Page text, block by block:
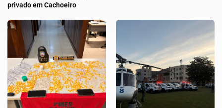
privado em Cachoeiro